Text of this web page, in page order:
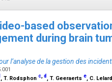
based
during brain
l’analyse de la gestion des
, T. Rodsphon c d , T. Geeraerts e, C.